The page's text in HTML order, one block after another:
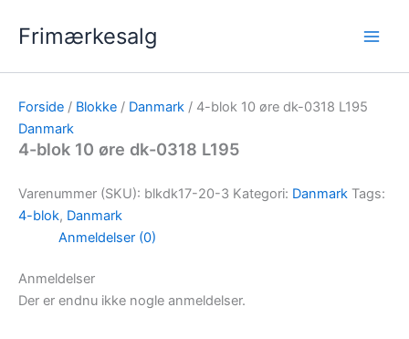
Frimærkesalg
Forside / Blokke / Danmark / 4-blok 10 øre dk-0318 L195
Danmark
4-blok 10 øre dk-0318 L195
Varenummer (SKU): blkdk17-20-3 Kategori: Danmark Tags:
4-blok, Danmark
Anmeldelser (0)
Anmeldelser
Der er endnu ikke nogle anmeldelser.